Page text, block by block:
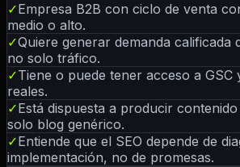
✓Empresa B2B con ciclo de venta
medio o alto.
✓Quiere generar demanda calificada
no solo tráfico.
✓Tiene o puede tener acceso a GSC
reales.
✓Está dispuesta a producir
solo blog genérico.
✓Entiende que el SEO depende de
implementación, no de promesas.